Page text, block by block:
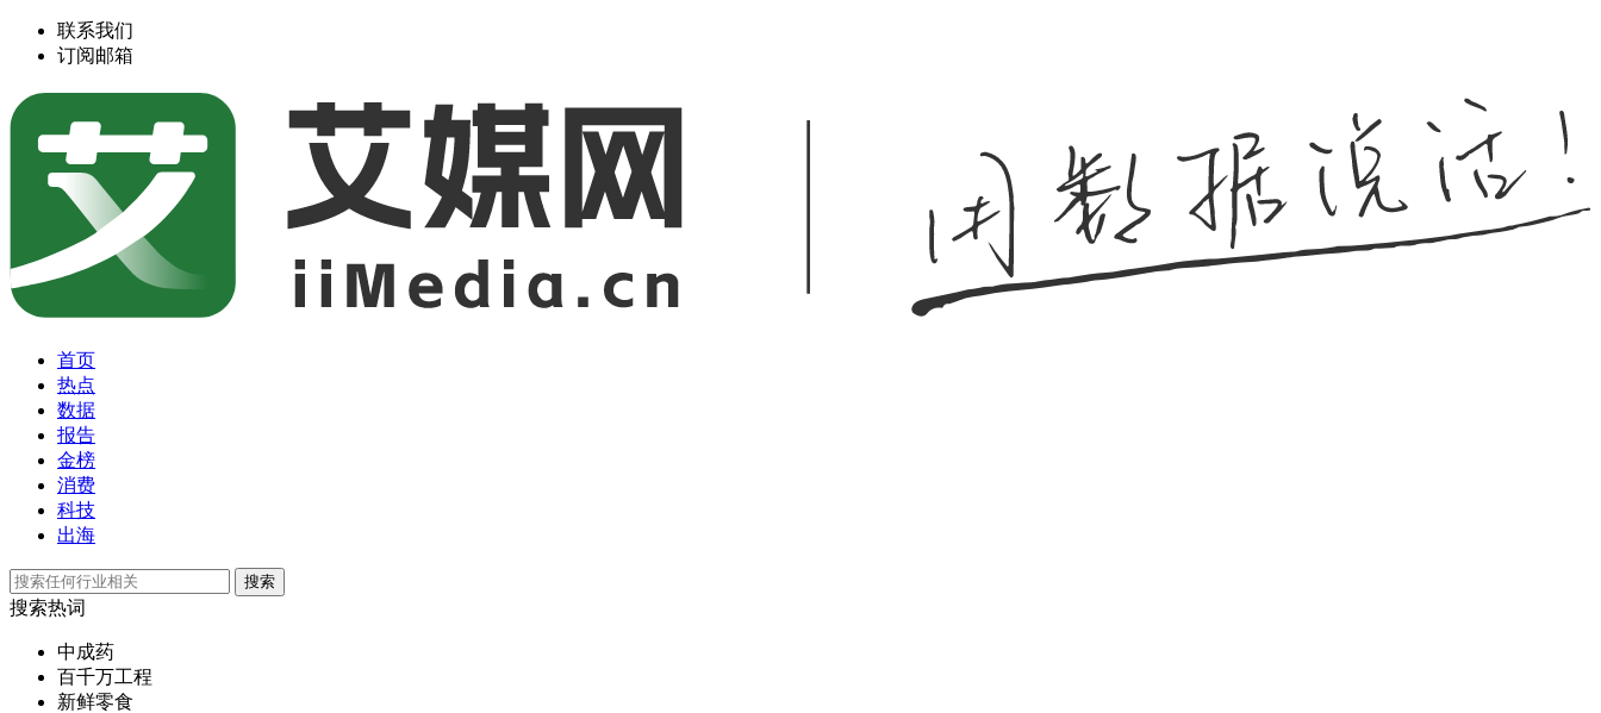
联系我们
订阅邮箱
首页
热点
数据
报告
金榜
消费
科技
出海
搜索
搜索热词
中成药
百千万工程
新鲜零食